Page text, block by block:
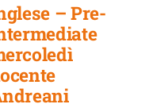
– Pre-